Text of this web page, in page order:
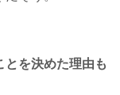
とを決めた理由も